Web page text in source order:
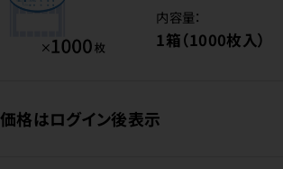
内容量：
1箱（1000枚入）
価格はログイン後表示